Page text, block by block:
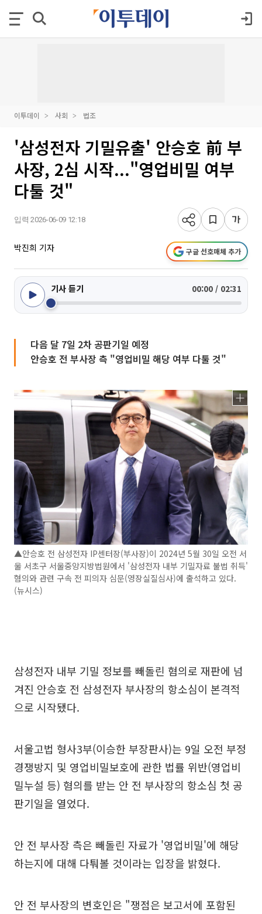
이투데이 사회 법조
'삼성전자 기밀유출' 안승호 前 부
사장, 2심 시작..."영업비밀 여부
다툴 것"
입력 2026-06-09 12:18
박진희 기자 구글 선호매체 추가
기사 듣기 00:00 / 02:31
다음 달 7일 2차 공판기일 예정
안승호 전 부사장 측 "영업비밀 해당 여부 다툴 것"
▲안승호 전 삼성전자 IP센터장(부사장)이 2024년 5월 30일 오전 서
울 서초구 서울중앙지방법원에서 '삼성전자 내부 기밀자료 불법 취득'
혐의와 관련 구속 전 피의자 심문(영장실질심사)에 출석하고 있다.
(뉴시스)
삼성전자 내부 기밀 정보를 빼돌린 혐의로 재판에 넘
겨진 안승호 전 삼성전자 부사장의 항소심이 본격적
으로 시작됐다.
서울고법 형사3부(이승한 부장판사)는 9일 오전 부정
경쟁방지 및 영업비밀보호에 관한 법률 위반(영업비
밀누설 등) 혐의를 받는 안 전 부사장의 항소심 첫 공
판기일을 열었다.
안 전 부사장 측은 빼돌린 자료가 '영업비밀'에 해당
하는지에 대해 다퉈볼 것이라는 입장을 밝혔다.
안 전 부사장의 변호인은 "쟁점은 보고서에 포함된